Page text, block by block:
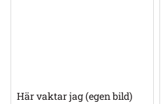
Här vaktar jag (egen bild)